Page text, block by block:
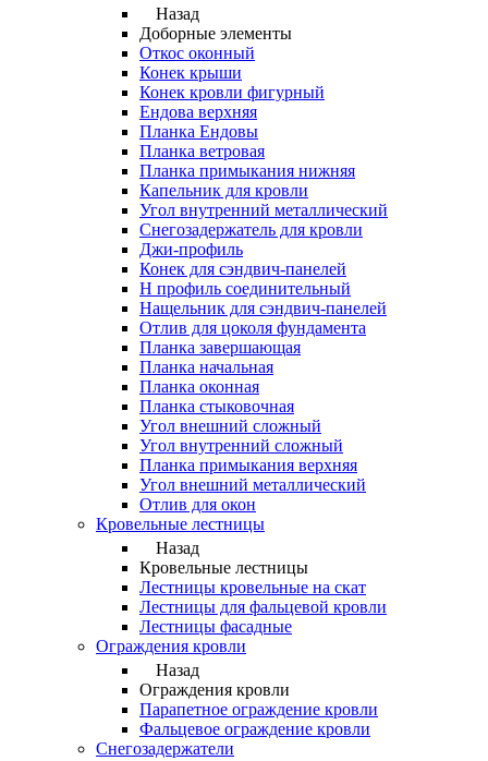
Назад
Доборные элементы
Откос оконный
Конек крыши
Конек кровли фигурный
Ендова верхняя
Планка Ендовы
Планка ветровая
Планка примыкания нижняя
Капельник для кровли
Угол внутренний металлический
Снегозадержатель для кровли
Джи-профиль
Конек для сэндвич-панелей
Н профиль соединительный
Нащельник для сэндвич-панелей
Отлив для цоколя фундамента
Планка завершающая
Планка начальная
Планка оконная
Планка стыковочная
Угол внешний сложный
Угол внутренний сложный
Планка примыкания верхняя
Угол внешний металлический
Отлив для окон
Кровельные лестницы
Назад
Кровельные лестницы
Лестницы кровельные на скат
Лестницы для фальцевой кровли
Лестницы фасадные
Ограждения кровли
Назад
Ограждения кровли
Парапетное ограждение кровли
Фальцевое ограждение кровли
Снегозадержатели